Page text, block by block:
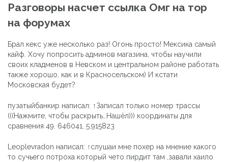
Разговоры насчет ссылка Омг на тор
на форумах
Брал кекс уже несколько раз! Огонь просто! Мексика самый
кайф. Хочу попросить админов магазина, чтобы научили
своих кладменов в Невском и центральном районе работать
также хорошо, как и в Красносельском) И кстати
Московская будет?
пузатыйбанкир написал: ↑Записал только номер трассы
(((Нажмите, чтобы раскрыть…Нашёл))) координаты для
сравнения 49. 646041, 5.915823
Leoplevradon написал: ↑слушаи мне похер на мнение какого
то сучьего потроха который чето пирдит там ,завали хаило